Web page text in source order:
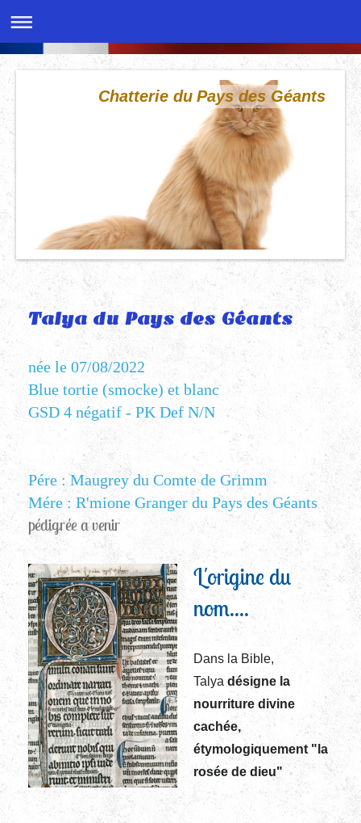
Chatterie du Pays des Géants
Talya du Pays des Géants
née le 07/08/2022
Blue tortie (smocke) et blanc
GSD 4 négatif - PK Def N/N
Pére : Maugrey du Comte de Grimm
Mére : R'mione Granger du Pays des Géants
pédigrée a venir
L'origine du
nom....
Dans la Bible,
Talya désigne la
nourriture divine
cachée,
étymologiquement "la
rosée de dieu"